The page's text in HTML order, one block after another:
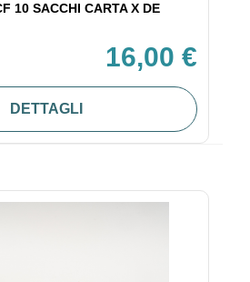
10 SACCHI CARTA X DE
16,00 €
DETTAGLI